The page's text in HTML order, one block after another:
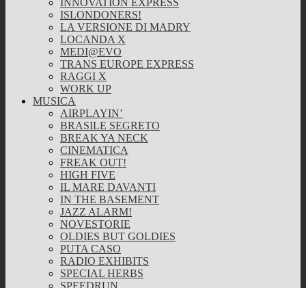
INNOVATION EXPRESS
ISLONDONERS!
LA VERSIONE DI MADRY
LOCANDA X
MEDI@EVO
TRANS EUROPE EXPRESS
RAGGI X
WORK UP
MUSICA
AIRPLAYIN’
BRASILE SEGRETO
BREAK YA NECK
CINEMATICA
FREAK OUT!
HIGH FIVE
IL MARE DAVANTI
IN THE BASEMENT
JAZZ ALARM!
NOVESTORIE
OLDIES BUT GOLDIES
PUTA CASO
RADIO EXHIBITS
SPECIAL HERBS
SPEEDRUN